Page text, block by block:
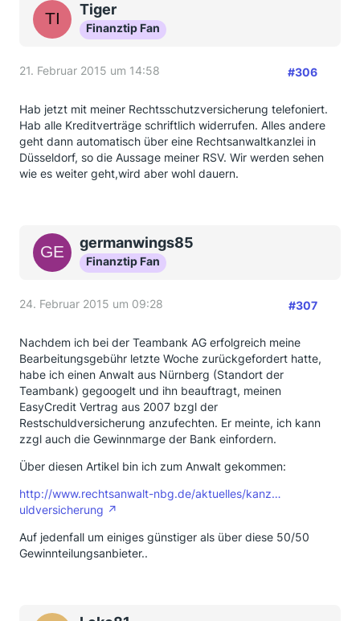
Tiger
Finanztip Fan
21. Februar 2015 um 14:58 #306
Hab jetzt mit meiner Rechtsschutzversicherung telefoniert.
Hab alle Kreditverträge schriftlich widerrufen. Alles andere
geht dann automatisch über eine Rechtsanwaltkanzlei in
Düsseldorf, so die Aussage meiner RSV. Wir werden sehen
wie es weiter geht,wird aber wohl dauern.
germanwings85
Finanztip Fan
24. Februar 2015 um 09:28 #307
Nachdem ich bei der Teambank AG erfolgreich meine
Bearbeitungsgebühr letzte Woche zurückgefordert hatte,
habe ich einen Anwalt aus Nürnberg (Standort der
Teambank) gegoogelt und ihn beauftragt, meinen
EasyCredit Vertrag aus 2007 bzgl der
Restschuldversicherung anzufechten. Er meinte, ich kann
zzgl auch die Gewinnmarge der Bank einfordern.
Über diesen Artikel bin ich zum Anwalt gekommen:
http://www.rechtsanwalt-nbg.de/aktuelles/kanz…
uldversicherung
Auf jedenfall um einiges günstiger als über diese 50/50
Gewinnteilungsanbieter..